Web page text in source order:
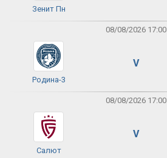
Зенит Пн
08/08/2026 17:00
Родина-3
V
08/08/2026 17:00
Салют
V